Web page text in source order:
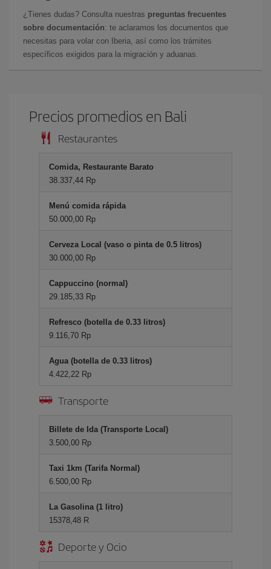
¿Tienes dudas? Consulta nuestras preguntas frecuentes
sobre documentación: te aclaramos los documentos que
necesitas para volar con Iberia, así como los trámites
específicos exigidos para la migración y aduanas.
Precios promedios en Bali
Restaurantes
Comida, Restaurante Barato
38.337,44 Rp
Menú comida rápida
50.000,00 Rp
Cerveza Local (vaso o pinta de 0.5 litros)
30.000,00 Rp
Cappuccino (normal)
29.185,33 Rp
Refresco (botella de 0.33 litros)
9.116,70 Rp
Agua (botella de 0.33 litros)
4.422,22 Rp
Transporte
Billete de Ida (Transporte Local)
3.500,00 Rp
Taxi 1km (Tarifa Normal)
6.500,00 Rp
La Gasolina (1 litro)
15378,48 R
Deporte y Ocio